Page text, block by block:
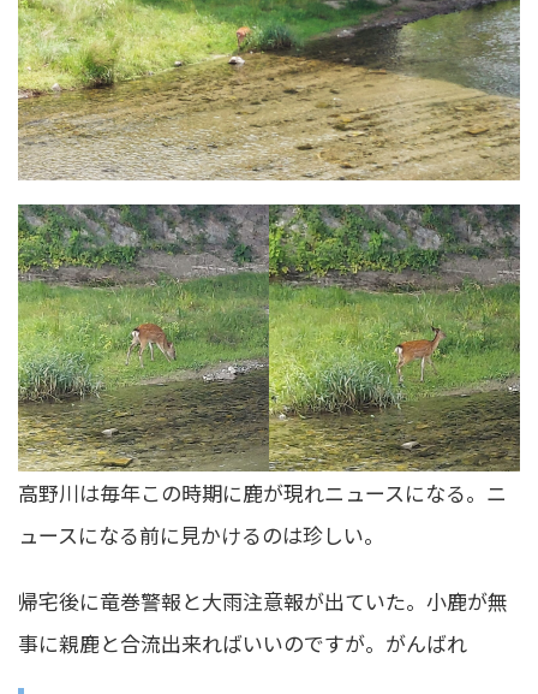
高野川は毎年この時期に鹿が現れニュースになる。ニ
ュースになる前に見かけるのは珍しい。
帰宅後に竜巻警報と大雨注意報が出ていた。小鹿が無
事に親鹿と合流出来ればいいのですが。がんばれ